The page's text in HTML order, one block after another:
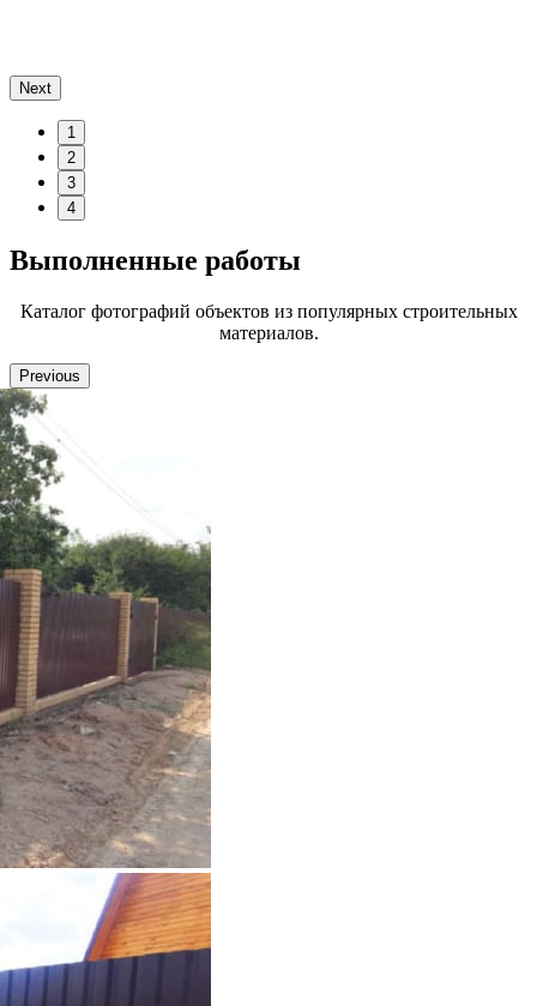
Next
1
2
3
4
Выполненные работы
Каталог фотографий объектов из популярных строительных
материалов.
Previous